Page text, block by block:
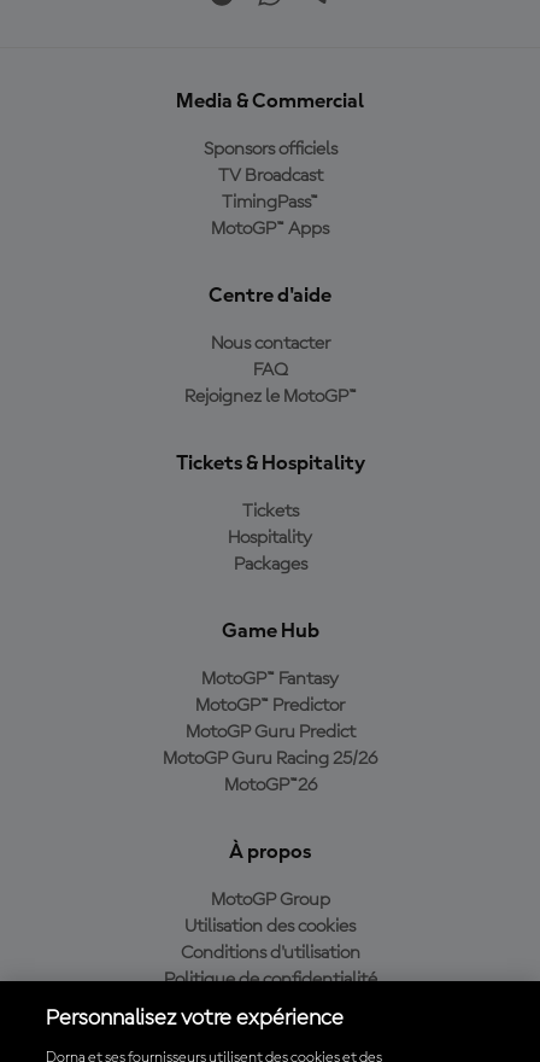
Media & Commercial
Sponsors officiels
TV Broadcast
TimingPass™
MotoGP™ Apps
Centre d'aide
Nous contacter
FAQ
Rejoignez le MotoGP™
Tickets & Hospitality
Tickets
Hospitality
Packages
Game Hub
MotoGP™ Fantasy
MotoGP™ Predictor
MotoGP Guru Predict
MotoGP Guru Racing 25/26
MotoGP™26
À propos
MotoGP Group
Utilisation des cookies
Conditions d'utilisation
Politique de confidentialité
Politique d’achat
Personnalisez votre expérience
Dorna et ses fournisseurs utilisent des cookies et des